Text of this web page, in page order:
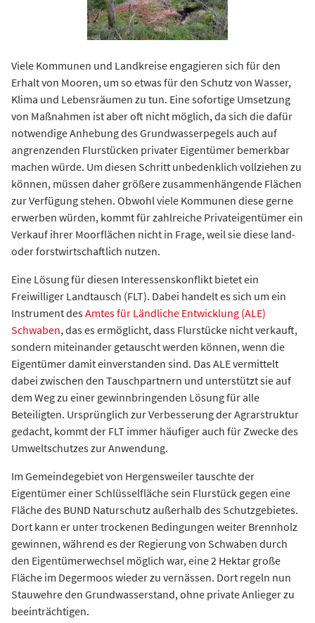
Viele Kommunen und Landkreise engagieren sich für den
Erhalt von Mooren, um so etwas für den Schutz von Wasser,
Klima und Lebensräumen zu tun. Eine sofortige Umsetzung
von Maßnahmen ist aber oft nicht möglich, da sich die dafür
notwendige Anhebung des Grundwasserpegels auch auf
angrenzenden Flurstücken privater Eigentümer bemerkbar
machen würde. Um diesen Schritt unbedenklich vollziehen zu
können, müssen daher größere zusammenhängende Flächen
zur Verfügung stehen. Obwohl viele Kommunen diese gerne
erwerben würden, kommt für zahlreiche Privateigentümer ein
Verkauf ihrer Moorflächen nicht in Frage, weil sie diese land-
oder forstwirtschaftlich nutzen.
Eine Lösung für diesen Interessenskonflikt bietet ein
Freiwilliger Landtausch (FLT). Dabei handelt es sich um ein
Instrument desAmtes für Ländliche Entwicklung (ALE)
Schwaben, das es ermöglicht, dass Flurstücke nicht verkauft,
sondern miteinander getauscht werden können, wenn die
Eigentümer damit einverstanden sind. Das ALE vermittelt
dabei zwischen den Tauschpartnern und unterstützt sie auf
dem Weg zu einer gewinnbringenden Lösung für alle
Beteiligten. Ursprünglich zur Verbesserung der Agrarstruktur
gedacht, kommt der FLT immer häufiger auch für Zwecke des
Umweltschutzes zur Anwendung.
Im Gemeindegebiet von Hergensweiler tauschte der
Eigentümer einer Schlüsselfläche sein Flurstück gegen eine
Fläche des BUND Naturschutz außerhalb des Schutzgebietes.
Dort kann er unter trockenen Bedingungen weiter Brennholz
gewinnen, während es der Regierung von Schwaben durch
den Eigentümerwechsel möglich war, eine 2 Hektar große
Fläche im Degermoos wieder zu vernässen. Dort regeln nun
Stauwehre den Grundwasserstand, ohne private Anlieger zu
beeinträchtigen.